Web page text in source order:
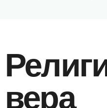
вера